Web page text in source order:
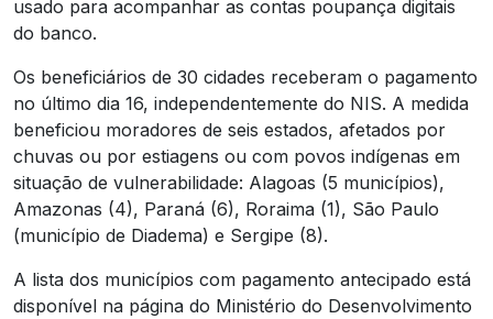
usado para acompanhar as contas poupança digitais
do banco.
Os beneficiários de 30 cidades receberam o pagamento
no último dia 16, independentemente do NIS. A medida
beneficiou moradores de seis estados, afetados por
chuvas ou por estiagens ou com povos indígenas em
situação de vulnerabilidade: Alagoas (5 municípios),
Amazonas (4), Paraná (6), Roraima (1), São Paulo
(município de Diadema) e Sergipe (8).
A lista dos municípios com pagamento antecipado está
disponível na página do Ministério do Desenvolvimento